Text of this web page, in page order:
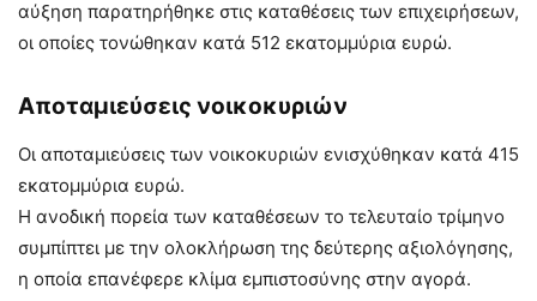
αύξηση παρατηρήθηκε στις καταθέσεις των επιχειρήσεων,
οι οποίες τονώθηκαν κατά 512 εκατομμύρια ευρώ.
Αποταμιεύσεις νοικοκυριών
Οι αποταμιεύσεις των νοικοκυριών ενισχύθηκαν κατά 415
εκατομμύρια ευρώ.
Η ανοδική πορεία των καταθέσεων το τελευταίο τρίμηνο
συμπίπτει με την ολοκλήρωση της δεύτερης αξιολόγησης,
η οποία επανέφερε κλίμα εμπιστοσύνης στην αγορά.